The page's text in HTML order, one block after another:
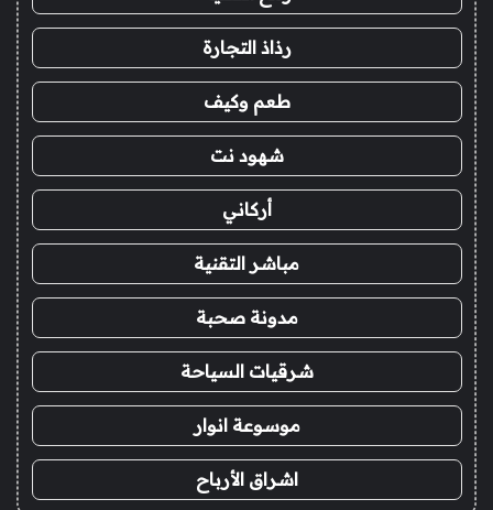
رذاذ التجارة
طعم وكيف
شهود نت
أركاني
مباشر التقنية
مدونة صحبة
شرقيات السياحة
موسوعة انوار
اشراق الأرباح